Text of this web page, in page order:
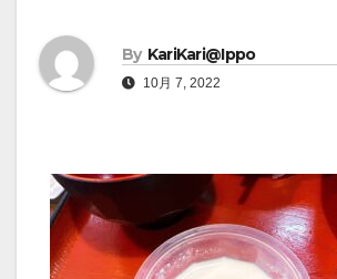
By KariKari@Ippo
10月 7, 2022